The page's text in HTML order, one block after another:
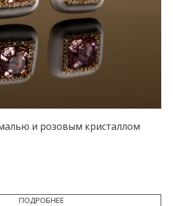
и розовым кристаллом
ПОДРОБНЕЕ